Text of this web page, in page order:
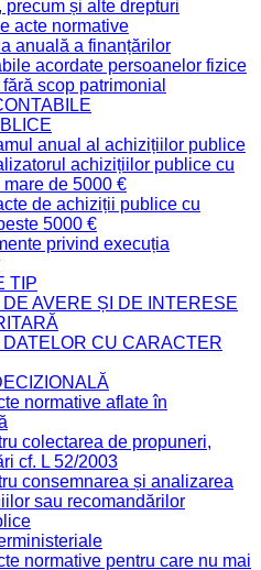
precum și alte drepturi
acte normative
anuală a finanțărilor
acordate persoanelor fizice
scop patrimonial
anual al achizițiilor publice
achizițiilor publice cu
de 5000 €
de achiziții publice cu
5000 €
privind execuția
TIP
AVERE ȘI DE INTERESE
CU CARACTER
normative aflate în
colectarea de propuneri,
cf. L 52/2003
consemnarea și analizarea
sau recomandărilor
normative pentru care nu mai